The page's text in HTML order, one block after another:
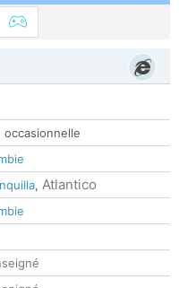
occasionnelle
, Atlantico